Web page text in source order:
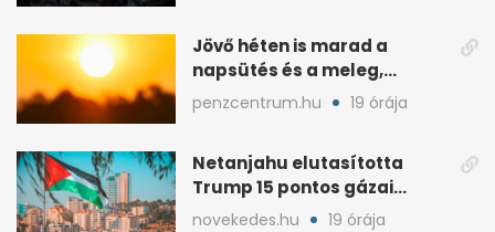
Jövő héten is marad a
napsütés és a meleg,
midweek jöhet enyhülés
penzcentrum.hu 19 órája
Netanjahu elutasította
Trump 15 pontos gázai
béketervét
novekedes.hu 19 órája